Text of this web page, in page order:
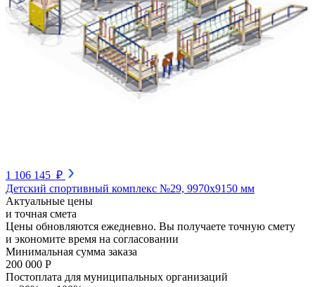
1 106 145 ₽
Детский спортивный комплекс №29, 9970х9150 мм
Актуальные цены
и точная смета
Цены обновляются ежедневно. Вы получаете точную смету
и экономите время на согласовании
Минимальная сумма заказа
200 000 Р
Постоплата для муниципальных организаций